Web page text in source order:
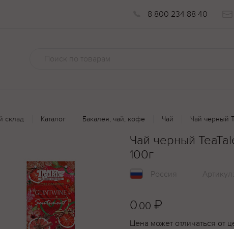
8 800 234 88 40
склад Каталог Бакалея, чай, кофе Чай Чай черный
Чай черный
100г
Россия Артикул:
0.00 ₽
Цена может отличаться от